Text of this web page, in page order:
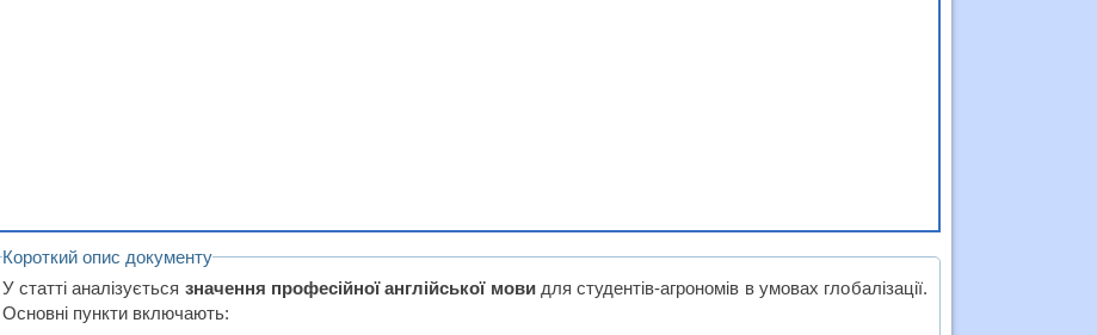
Короткий опис документу
У статті аналізується значення професійної англійської мовидля студентів-агрономів в умовах глобалізації.
Основні пункти включають: